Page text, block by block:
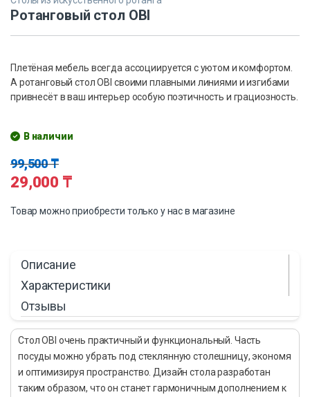
Ротанговый стол OBI
Плетёная мебель всегда ассоциируется с уютом и комфортом.
А ротанговый стол OBI своими плавными линиями и изгибами
привнесёт в ваш интерьер особую поэтичность и грациозность.
В наличии
99,500₸
29,000 ₸
Товар можно приобрести только у нас в магазине
Описание
Характеристики
Отзывы
Стол OBI очень практичный и функциональный. Часть
посуды можно убрать под стеклянную столешницу, экономя
и оптимизируя пространство. Дизайн стола разработан
таким образом, что он станет гармоничным дополнением к